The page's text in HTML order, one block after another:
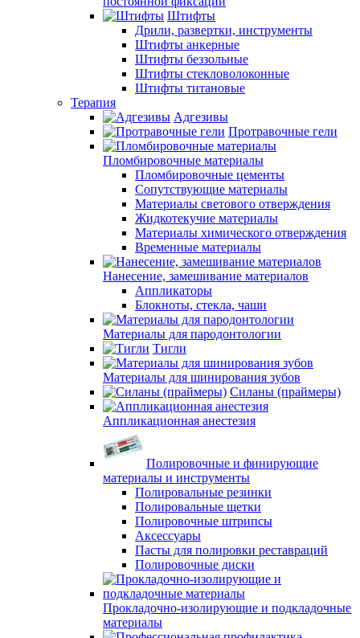
Штифты
Дрили, развертки, инструменты
Штифты анкерные
Штифты беззольные
Штифты стекловолоконные
Штифты титановые
Терапия
Адгезивы
Протравочные гели
Пломбировочные материалы
Пломбировочные цементы
Сопутствующие материалы
Материалы светового отверждения
Жидкотекучие материалы
Материалы химического отверждения
Временные материалы
Нанесение, замешивание материалов
Аппликаторы
Блокноты, стекла, чаши
Материалы для пародонтологии
Тигли
Материалы для шинирования зубов
Силаны (праймеры)
Аппликационная анестезия
Полировочные и финирующие
материалы и инструменты
Полировальные резинки
Полировальные щетки
Полировочные штрипсы
Аксессуары
Пасты для полировки реставраций
Полировочные диски
Прокладочно-изолирующие и подкладочные
материалы